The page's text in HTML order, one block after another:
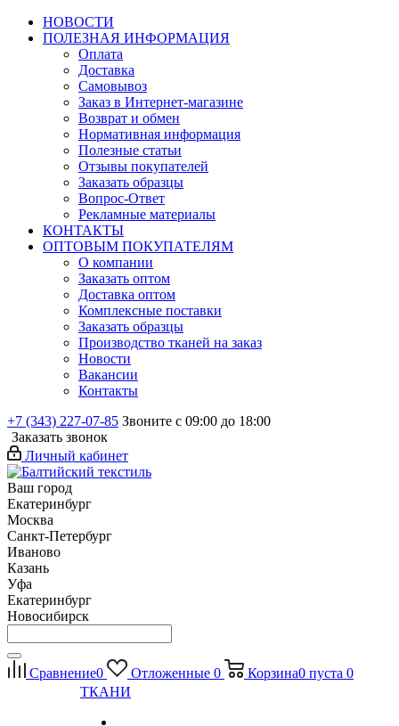
НОВОСТИ
ПОЛЕЗНАЯ ИНФОРМАЦИЯ
Оплата
Доставка
Самовывоз
Заказ в Интернет-магазине
Возврат и обмен
Нормативная информация
Полезные статьи
Отзывы покупателей
Заказать образцы
Вопрос-Ответ
Рекламные материалы
КОНТАКТЫ
ОПТОВЫМ ПОКУПАТЕЛЯМ
О компании
Заказать оптом
Доставка оптом
Комплексные поставки
Заказать образцы
Производство тканей на заказ
Новости
Вакансии
Контакты
+7 (343) 227-07-85 Звоните с 09:00 до 18:00
Заказать звонок
Личный кабинет
Ваш город
Екатеринбург
Москва
Санкт-Петербург
Иваново
Казань
Уфа
Екатеринбург
Новосибирск
Сравнение0 Отложенные 0 Корзина0 пуста 0
ТКАНИ